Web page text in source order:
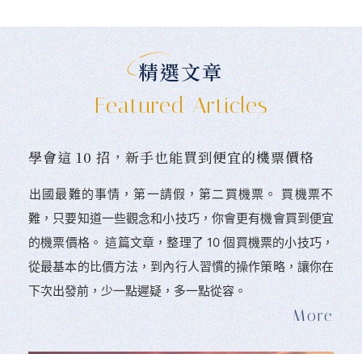
精選文章
Featured Articles
學會這 10 招，新手也能買到便宜的機票價格
󠀠出國最難的事情，第一請假，第二買機票。 󠀠買機票不
難，只要知道一些觀念和小技巧，你會更有機會買到便宜
的機票價格。 這篇文章，整理了 10 個買機票的小技巧，
從最基本的比價方法，到內行人習慣的操作策略，讓你在
下次出發前，少一點遲疑，多一點從容。